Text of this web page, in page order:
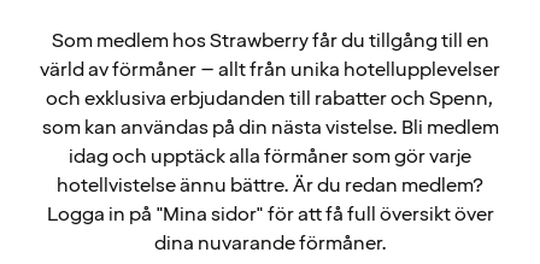
Som medlem hos Strawberry får du tillgång till en
värld av förmåner – allt från unika hotellupplevelser
och exklusiva erbjudanden till rabatter och Spenn,
som kan användas på din nästa vistelse. Bli medlem
idag och upptäck alla förmåner som gör varje
hotellvistelse ännu bättre. Är du redan medlem?
Logga in på "Mina sidor" för att få full översikt över
dina nuvarande förmåner.